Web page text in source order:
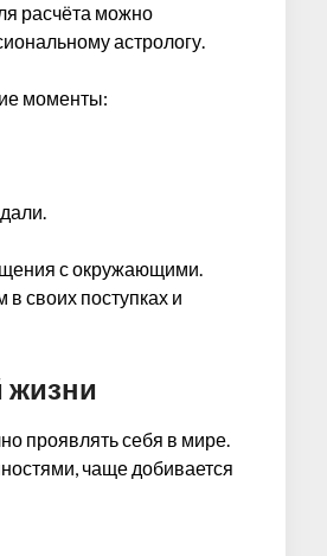
расчёта можно
астрологу.
моменты:
с окружающими.
своих поступках и
жизни
проявлять себя в мире.
чаще добивается